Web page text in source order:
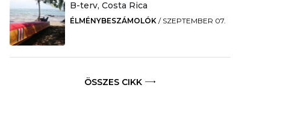
B-terv, Costa Rica
ÉLMÉNYBESZÁMOLÓK / SZEPTEMBER 07.
ÖSSZES CIKK